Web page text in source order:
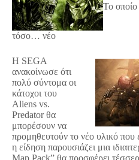
Το οποίο
τόσο… νέο
Η SEGA
ανακοίνωσε ότι
πολύ σύντομα οι
κάτοχοι του
Aliens vs.
Predator θα
μπορέσουν να
προμηθευτούν το νέο υλικό που
η είδηση παρουσιάζει μια
Map Pack” θα προσφέρει